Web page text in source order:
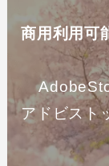
商用利用可
アドビスト